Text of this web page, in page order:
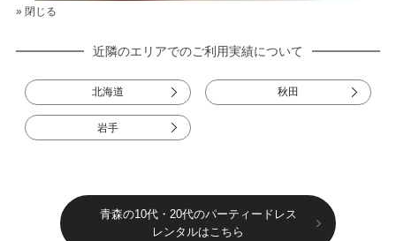
» 閉じる
近隣のエリアでのご利用実績について
北海道 秋田
岩手
青森の10代・20代のパーティードレス
レンタルはこちら